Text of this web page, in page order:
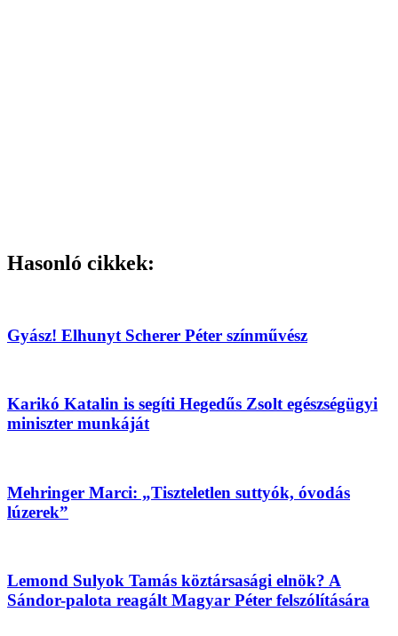
Hasonló cikkek:
Gyász! Elhunyt Scherer Péter színművész
Karikó Katalin is segíti Hegedűs Zsolt egészségügyi
miniszter munkáját
Mehringer Marci: „Tiszteletlen suttyók, óvodás
lúzerek”
Lemond Sulyok Tamás köztársasági elnök? A
Sándor-palota reagált Magyar Péter felszólítására